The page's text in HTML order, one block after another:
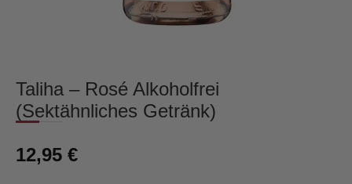
Taliha – Rosé Alkoholfrei
(Sektähnliches Getränk)
12,95 €